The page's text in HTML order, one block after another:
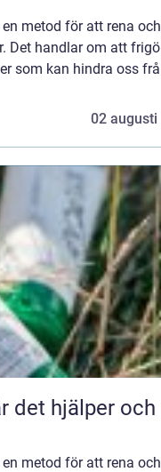
metod för att rena och
Det handlar om att
som kan hindra oss
02 augusti
metod för att rena och